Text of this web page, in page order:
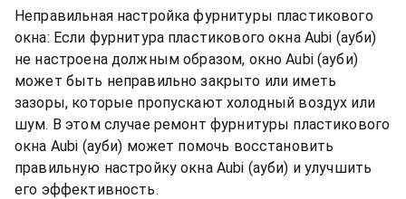
Неправильная настройка фурнитуры пластикового
окна: Если фурнитура пластикового окна Aubi (ауби)
не настроена должным образом, окно Aubi (ауби)
может быть неправильно закрыто или иметь
зазоры, которые пропускают холодный воздух или
шум. В этом случае ремонт фурнитуры пластикового
окна Aubi (ауби) может помочь восстановить
правильную настройку окна Aubi (ауби) и улучшить
его эффективность.